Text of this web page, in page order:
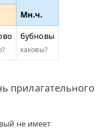
Мн.ч.
бубновы
каковы?
прилагательного
не имеет